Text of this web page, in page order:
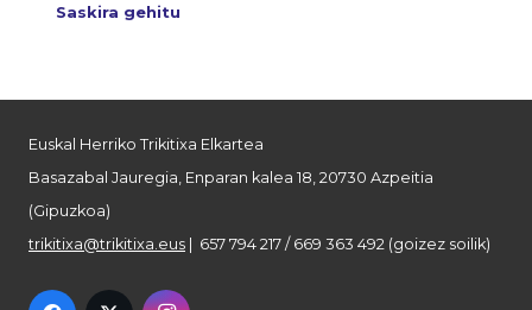
Saskira gehitu
Euskal Herriko Trikitixa Elkartea
Basazabal Jauregia, Enparan kalea 18, 20730 Azpeitia
(Gipuzkoa)
trikitixa@trikitixa.eus | 657 794 217 / 669 363 492 (goizez soilik)